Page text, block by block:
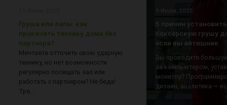
Груша или лапы: как
прокачать технику дома без
партнера?
Мечтаете отточить свою ударную
технику, но нет возможности
регулярно посещать зал или
работать с партнером? Не беда!
Тре...
9 Июля, 2025
5 причин установить
боксерскую грушу
если вы айтишник
Вы проводите
за компьютером,
монитор?
дизайн, аналитика —